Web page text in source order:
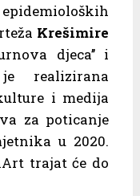
Krešimire
djeca’’ i
je realizirana
i medija
za poticanje
u 2020.
trajat će do